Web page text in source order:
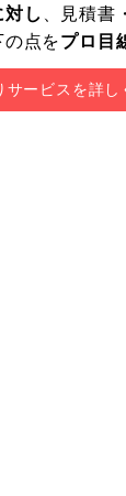
し
、見積
点をプロ目
サービスを詳し